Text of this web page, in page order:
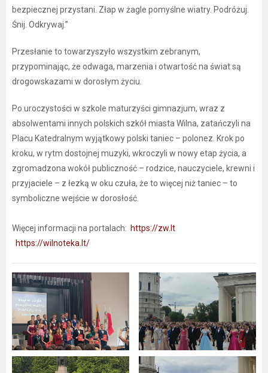
bezpiecznej przystani. Złap w żagle pomyślne wiatry. Podróżuj.
Śnij. Odkrywaj.”
Przesłanie to towarzyszyło wszystkim zebranym,
przypominając, że odwaga, marzenia i otwartość na świat są
drogowskazami w dorosłym życiu.
Po uroczystości w szkole maturzyści gimnazjum, wraz z
absolwentami innych polskich szkół miasta Wilna, zatańczyli na
Placu Katedralnym wyjątkowy polski taniec – polonez. Krok po
kroku, w rytm dostojnej muzyki, wkroczyli w nowy etap życia, a
zgromadzona wokół publiczność – rodzice, nauczyciele, krewni i
przyjaciele – z łezką w oku czuła, że to więcej niż taniec – to
symboliczne wejście w dorosłość.
Więcej informacji na portalach: https://zw.lt
https://wilnoteka.lt/